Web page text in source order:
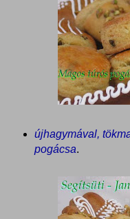
újhagymával,
pogácsa.